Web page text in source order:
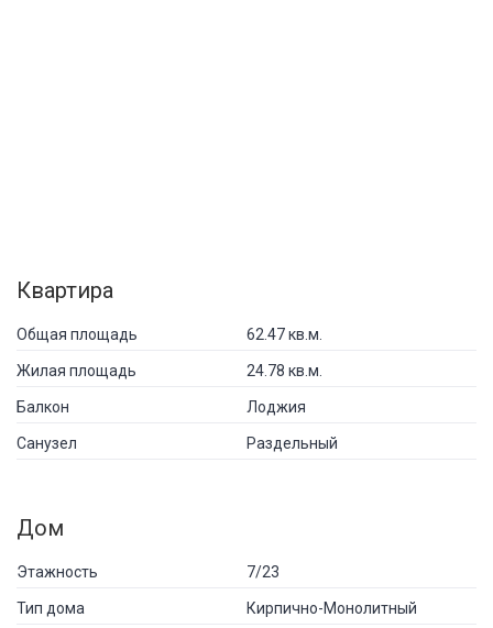
Квартира
Общая площадь 62.47 кв.м.
Жилая площадь 24.78 кв.м.
Балкон Лоджия
Санузел Раздельный
Дом
Этажность 7/23
Тип дома Кирпично-Монолитный